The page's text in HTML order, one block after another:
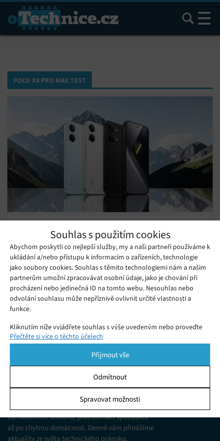
Souhlas s použitím cookies
Abychom poskytli co nejlepší služby, my a naši partneři používáme k
ukládání a/nebo přístupu k informacím o zařízeních, technologie
jako soubory cookies. Souhlas s těmito technologiemi nám a našim
partnerům umožní zpracovávat osobní údaje, jako je chování při
procházení nebo jedinečná ID na tomto webu. Nesouhlas nebo
odvolání souhlasu může nepříznivě ovlivnit určité vlastnosti a
funkce.
Kliknutím níže vyjádřete souhlas s výše uvedeným nebo proveďte
podrobnější rozhodnutí. Vaše volby budou použity pouze na tomto
pomocí přepínačů v Zásadách cookies nebo kliknutím na tlačítko
Spravovat souhlas ve spodní části obrazovky.
Ukládání a/nebo přístup k informacím v zařízení, Porozumění
publiku prostřednictvím statistik nebo kombinací údajů z
různých zdrojů.
Přečtěte si více o těchto účelech
Přijmout vše
Odmítnout
Spravovat možnosti
Hledat
POCO X8 PRO MAX TEST
a výdrže
Středa 13. 05. 2026 Ivana
POCO X8 Pro Max: Kyberpunková raketa s duší dravce.
Neuvěřitelný jas, 50Mpx fotoaparát a síla, která vás přibije k
židli. Musíte ho mít!
Jsme web zajímající se o technologické novinky
od mobilních telefonů, přes domácí spotřebiče
až po chytrou domácnost. Denně vám přinášíme
aktuality ze světa technického pokroku,